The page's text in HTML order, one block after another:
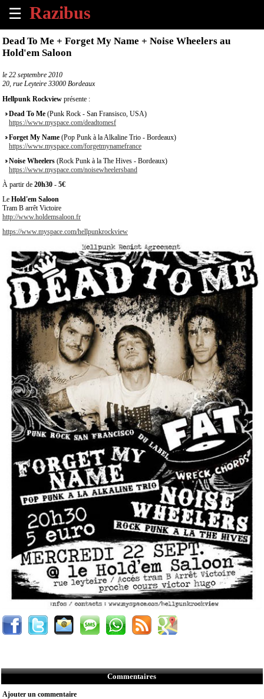
☰
×
Accueil
Tous
les
évènements
à
venir
un
évènement
Contact
À
Dead To Me + Forget My Name + Noise Wheelers au
Hold'em Saloon
le 22 septembre 2010
20, rue Leyteire 33000 Bordeaux
Hellpunk Rockview présente :
Dead To Me (Punk Rock - San Fransisco, USA)
https://www.myspace.com/deadtomesf
Forget My Name (Pop Punk à la Alkaline Trio - Bordeaux)
https://www.myspace.com/forgetmynamefrance
Noise Wheelers (Rock Punk à la The Hives - Bordeaux)
https://www.myspace.com/noisewheelersband
À partir de 20h30 - 5€
Le Hold'em Saloon
Tram B arrêt Victoire
http://www.holdemsaloon.fr
https://www.myspace.com/hellpunkrockview
Commentaires
Ajouter un commentaire